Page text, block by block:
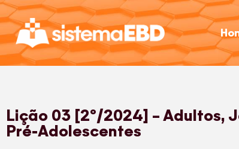
Lição 03 [2º/2024] – Adultos,
Pré-Adolescentes